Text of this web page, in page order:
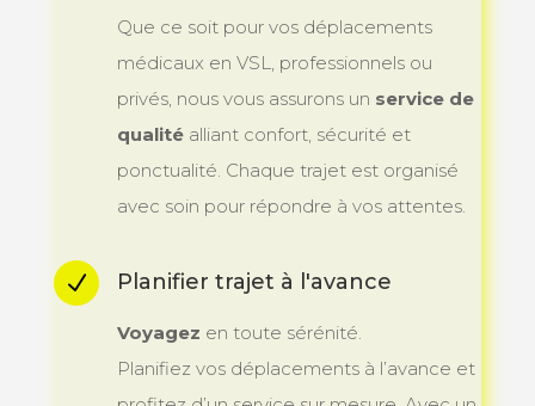
Que ce soit pour vos déplacements
médicaux en VSL, professionnels ou
privés, nous vous assurons un service de
qualitéalliant confort, sécurité et
ponctualité. Chaque trajet est organisé
avec soin pour répondre à vos attentes.
N Planifier trajet à l'avance
Voyagez en toute sérénité.
Planifiez vos déplacements à l’avance et